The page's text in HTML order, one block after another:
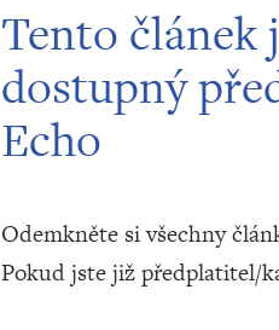
Tento článek
dostupný
Echo
Odemkněte si všechny
Pokud jste již předplatitel/